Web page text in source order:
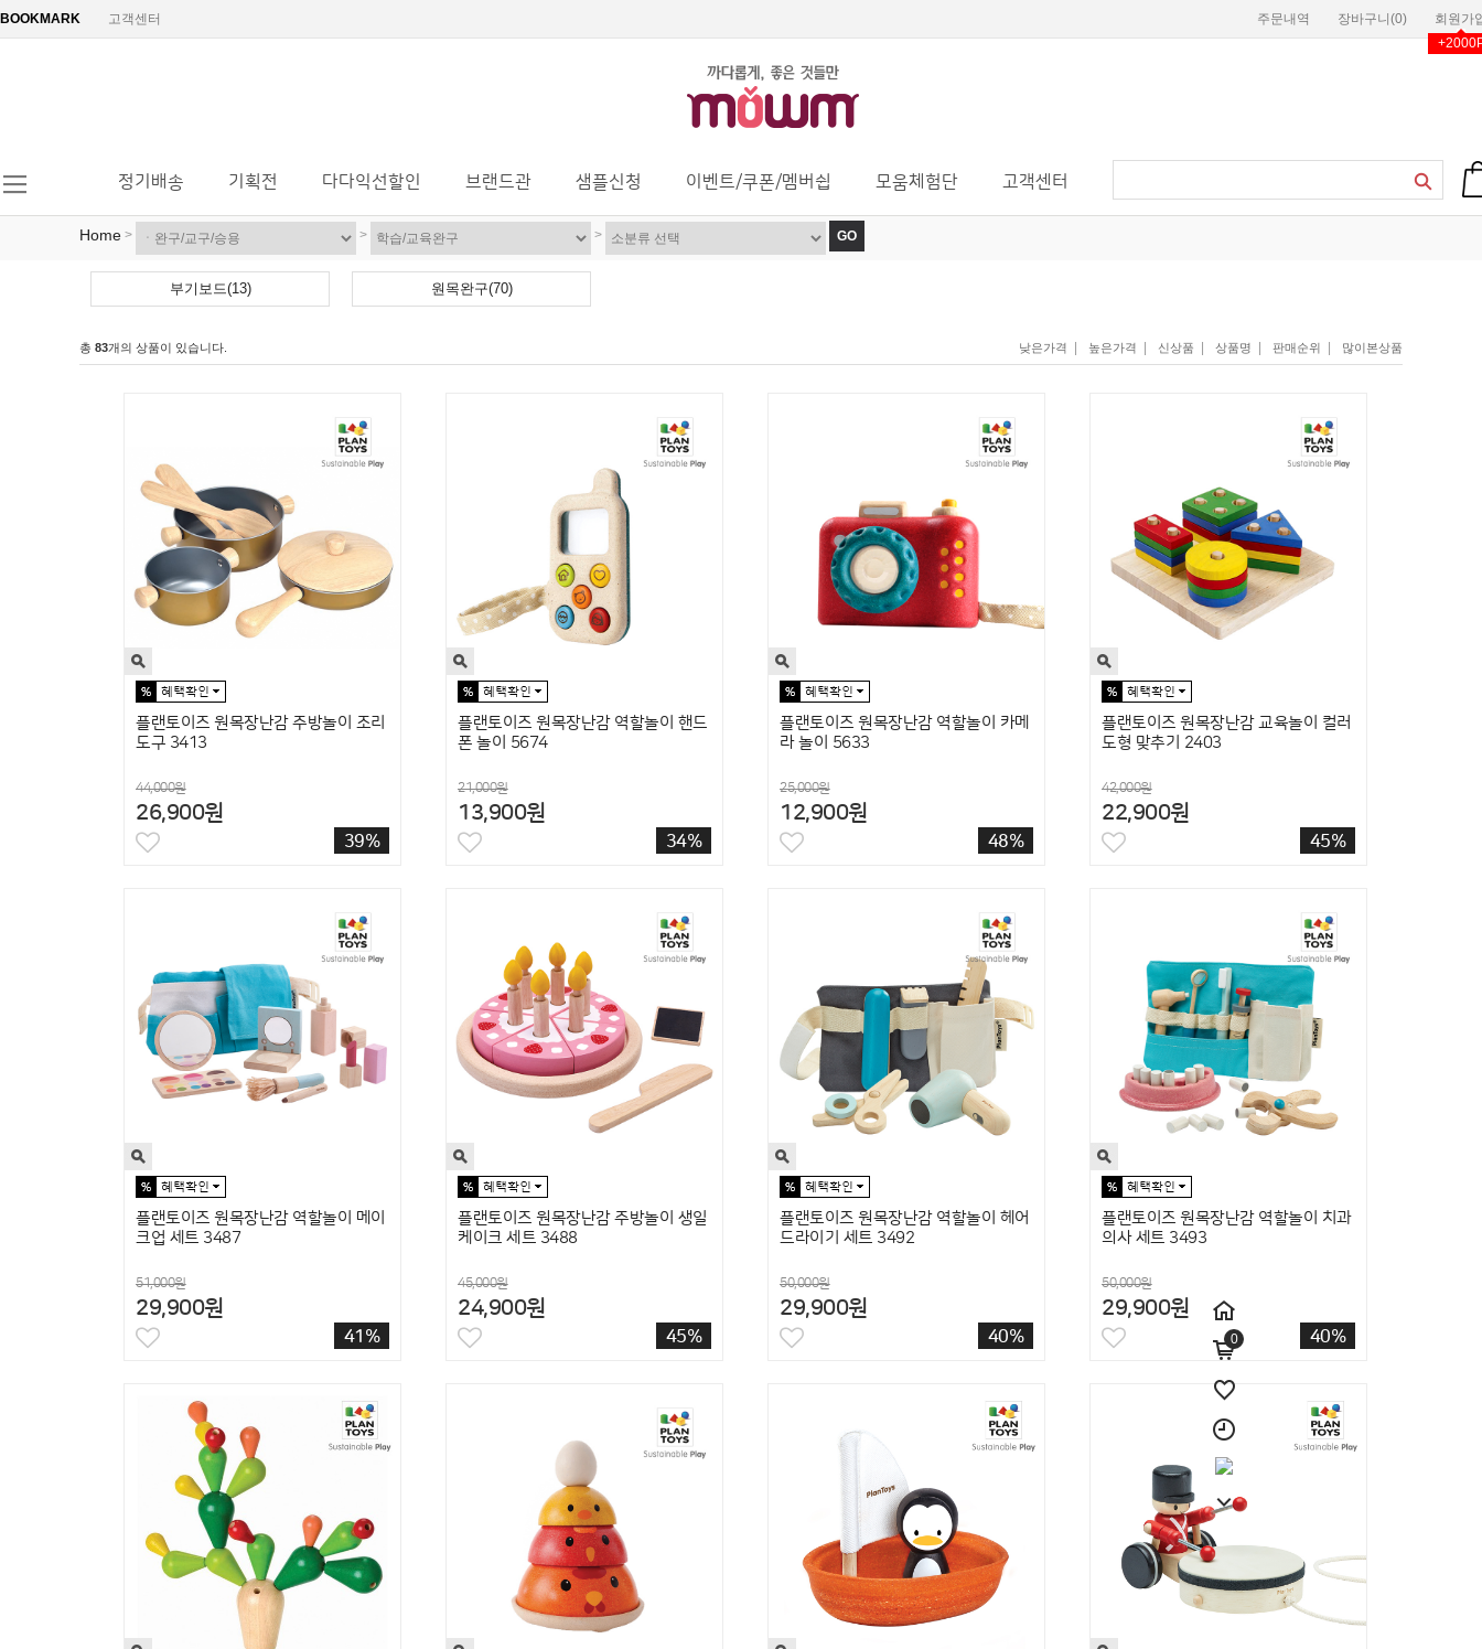
0
BOOKMARK 고객센터
회원가
장바구니(0)
주문내역
정기배송 기획전 다다익선할인 브랜드관 샘플신청 이벤트/쿠폰/멤버쉽 모움체험단 고객센터
Home > > > GO
부기보드(13) 원목완구(70)
총 83개의 상품이 있습니다. 낮은가격 높은가격 신상품 상품명 판매순위 많이본상품
플랜토이즈 원목장난감 주방놀이 조리
도구 3413
44,000원
26,900원
39%
플랜토이즈 원목장난감 역할놀이 핸드
폰 놀이 5674
21,000원
13,900원
34%
플랜토이즈 원목장난감 역할놀이 카메
라 놀이 5633
25,000원
12,900원
48%
플랜토이즈 원목장난감 교육놀이 컬러
도형 맞추기 2403
42,000원
22,900원
45%
플랜토이즈 원목장난감 역할놀이 메이
크업 세트 3487
51,000원
29,900원
41%
플랜토이즈 원목장난감 주방놀이 생일
케이크 세트 3488
45,000원
24,900원
45%
플랜토이즈 원목장난감 역할놀이 헤어
드라이기 세트 3492
50,000원
29,900원
40%
플랜토이즈 원목장난감 역할놀이 치과
의사 세트 3493
50,000원
29,900원
40%